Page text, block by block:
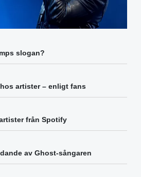
slogan?
artister – enligt fans
från Spotify
av Ghost-sångaren